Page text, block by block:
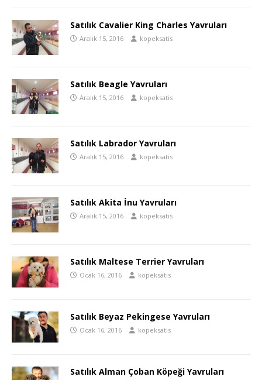
Satılık Cavalier King Charles Yavruları
Aralık 15, 2016 kopeksatis
Satılık Beagle Yavruları
Aralık 15, 2016 kopeksatis
Satılık Labrador Yavruları
Aralık 15, 2016 kopeksatis
Satılık Akita İnu Yavruları
Aralık 15, 2016 kopeksatis
Satılık Maltese Terrier Yavruları
Ocak 16, 2016 kopeksatis
Satılık Beyaz Pekingese Yavruları
Ocak 16, 2016 kopeksatis
Satılık Alman Çoban Köpeği Yavruları